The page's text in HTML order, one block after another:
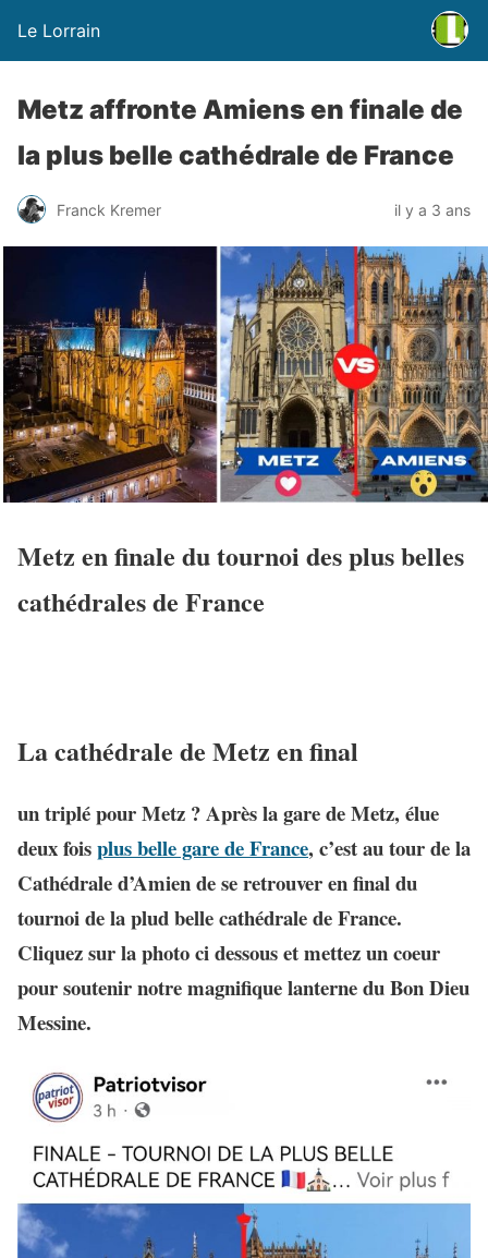
Le Lorrain
Metz affronte Amiens en finale de
la plus belle cathédrale de France
Franck Kremer il y a 3 ans
Metz en finale du tournoi des plus belles
cathédrales de France
La cathédrale de Metz en final
un triplé pour Metz ? Après la gare de Metz, élue
deux foisplus belle gare de France, c’est au tour de la
Cathédrale d’Amien de se retrouver en final du
tournoi de la plud belle cathédrale de France.
Cliquez sur la photo ci dessous et mettez un coeur
pour soutenir notre magnifique lanterne du Bon Dieu
Messine.